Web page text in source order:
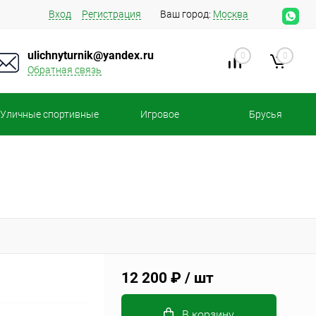
Вход Регистрация Ваш город: Москва
ulichnyturnik@yandex.ru
Обратная связь
0 0
Уличные спортивные Игровое Брусья
12 200 ₽ / шт